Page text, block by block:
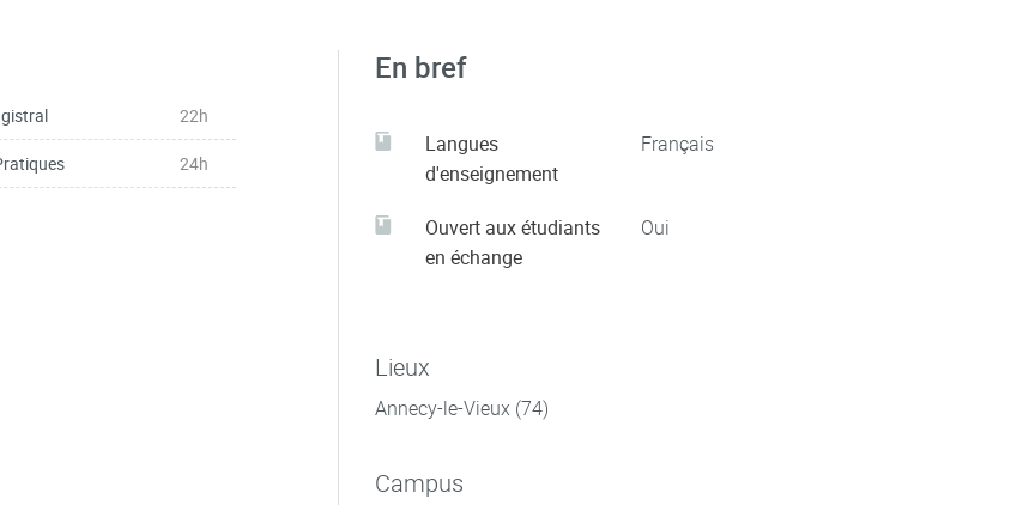
22h
24h
En bref
Langues
d'enseignement
Français
Ouvert aux étudiants
en échange
Oui
Lieux
Annecy-le-Vieux (74)
Campus